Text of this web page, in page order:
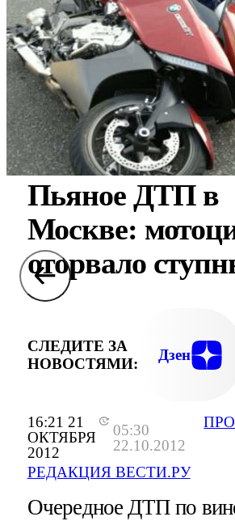
16:21 21
ОКТЯБРЯ
2012
05:30
22.10.2012
РЕДАКЦИЯ ВЕСТИ.РУ
Пьяное ДТП в
Москве:
оторвало
СЛЕДИТЕ ЗА
НОВОСТЯМИ:
Дзен
Очередное ДТП по